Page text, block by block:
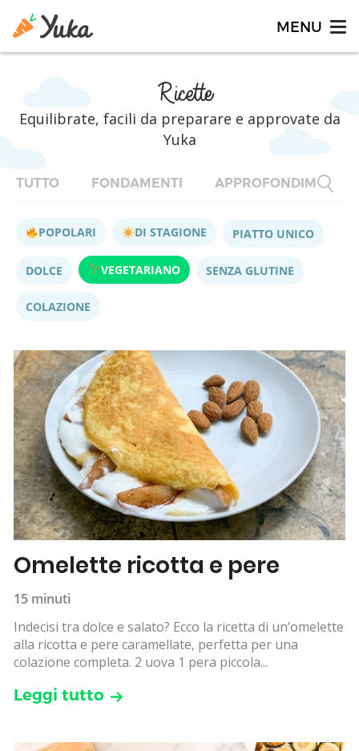
Ricette
Equilibrate, facili da preparare e approvate da
Yuka
TUTTO FONDAMENTI APPROFONDIMENTI
POPOLARI DI STAGIONE PIATTO UNICO
DOLCE VEGETARIANO SENZA GLUTINE
COLAZIONE
Omelette ricotta e pere
15 minuti
Indecisi tra dolce e salato? Ecco la ricetta di un’omelette
alla ricotta e pere caramellate, perfetta per una
colazione completa. 2 uova 1 pera piccola...
Leggi tutto